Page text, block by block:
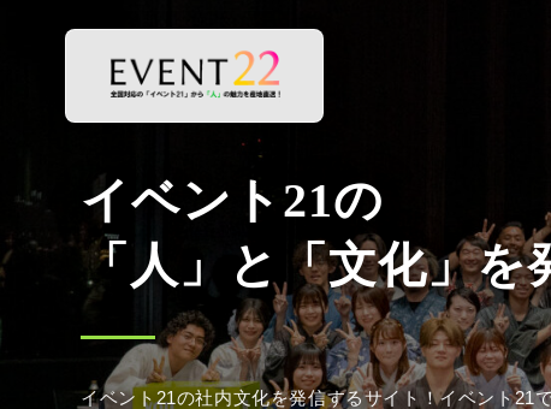
イベント21の社内文化を発信するサイト！イベント21